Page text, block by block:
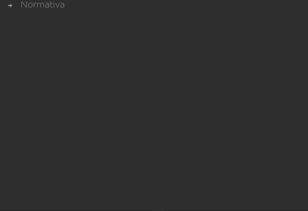
Normativa